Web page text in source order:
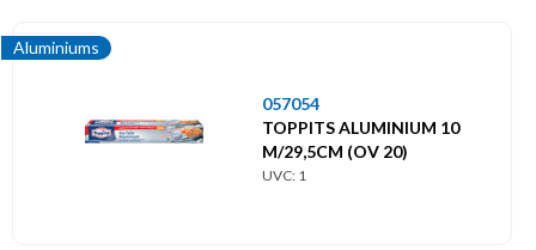
Aluminiums
057054
TOPPITS ALUMINIUM 10
M/29,5CM (OV 20)
UVC: 1